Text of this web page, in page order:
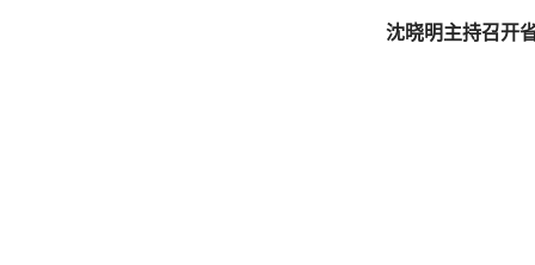
沈晓明主持召开省